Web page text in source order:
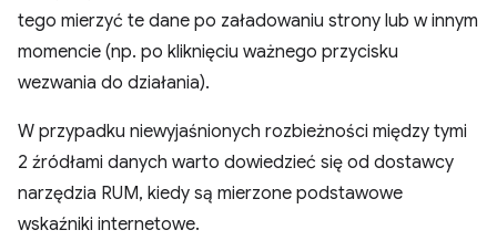
tego mierzyć te dane po załadowaniu strony lub w innym
momencie (np. po kliknięciu ważnego przycisku
wezwania do działania).
W przypadku niewyjaśnionych rozbieżności między tymi
2 źródłami danych warto dowiedzieć się od dostawcy
narzędzia RUM, kiedy są mierzone podstawowe
wskaźniki internetowe.